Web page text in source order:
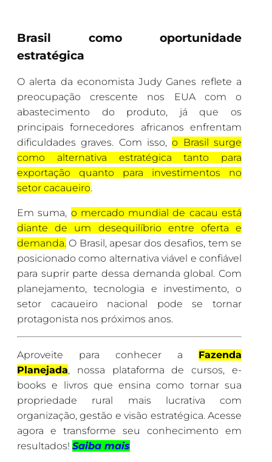
Brasil como oportunidade
estratégica
O alerta da economista Judy Ganes reflete a
preocupação crescente nos EUA com o
abastecimento do produto, já que os
principais fornecedores africanos enfrentam
dificuldades graves. Com isso,o Brasil surge
como alternativa estratégica tanto para
exportação quanto para investimentos no
setor cacaueiro.
Em suma, o mercado mundial de cacau está
diante de um desequilíbrio entre oferta e
demanda. O Brasil, apesar dos desafios, tem se
posicionado como alternativa viável e confiável
para suprir parte dessa demanda global. Com
planejamento, tecnologia e investimento, o
setor cacaueiro nacional pode se tornar
protagonista nos próximos anos.
Aproveite para conhecer a Fazenda
Planejada, nossa plataforma de cursos, e-
books e livros que ensina como tornar sua
propriedade rural mais lucrativa com
organização, gestão e visão estratégica. Acesse
agora e transforme seu conhecimento em
resultados! Saiba mais